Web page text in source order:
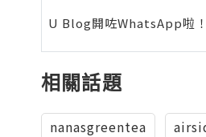
U Blog開咗WhatsApp啦
相關話題
nanasgreentea